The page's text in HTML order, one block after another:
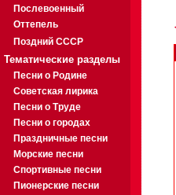
Послевоенный
Оттепель
Поздний СССР
Тематические разделы
Песни о Родине
Советская лирика
Песни о Труде
Песни о городах
Праздничные песни
Морские песни
Спортивные песни
Пионерские песни